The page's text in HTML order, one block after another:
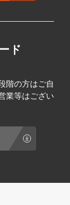
ド
階の方はご自
業等はござい